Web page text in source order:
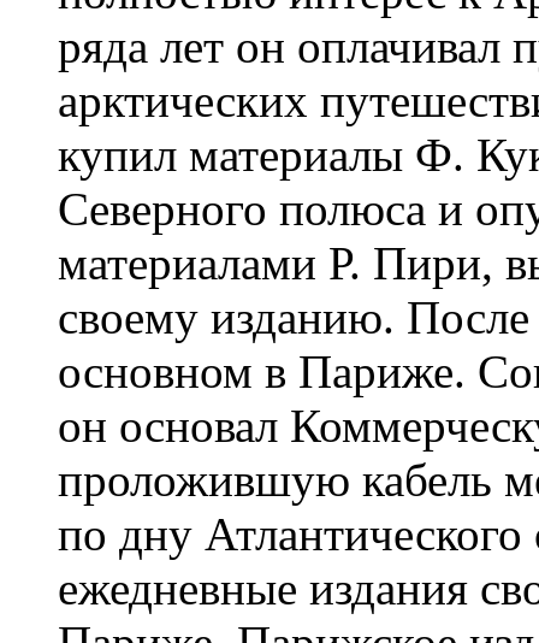
ряда лет он оплачивал
арктических
купил материалы Ф.
Северного полюса и
материалами Р. Пири,
своему изданию.
основном в Париже.
он основал
проложившую кабель
по дну Атлантического
ежедневные издания